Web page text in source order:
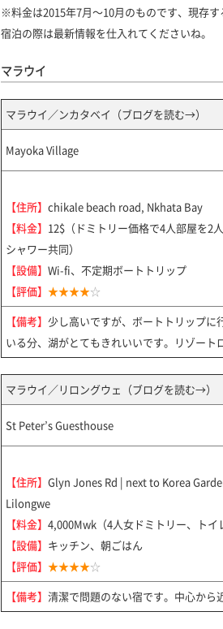
※料金は2015年7月〜10月のものです、現存す
宿泊の際は最新情報を仕入れてくださいね。
マラウイ
マラウイ／ンカタベイ（ブログを読む→）
Mayoka Village
【住所】 chikale beach road, Nkhata Bay
【料金】 12$（ドミトリー価格で4人部屋を2
シャワー共同）
【設備】 Wi-fi、不定期ボートトリップ
【評価】 ★★★★☆
【備考】 少し高いですが、ボートトリップに
いる分、湖がとてもきれいいです。リゾート
マラウイ／リロングウェ（ブログを読む→）
St Peter’s Guesthouse
【住所】 Glyn Jones Rd | next to Korea
Lilongwe
【料金】 4,000Mwk（4人女ドミトリー、トイ
【設備】 キッチン、朝ごはん
【評価】 ★★★★☆
【備考】 清潔で問題のない宿です。中心から